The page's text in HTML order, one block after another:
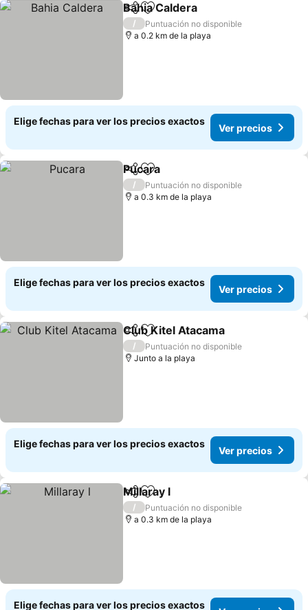
CompartirAgregar a favoritos
Bahia Caldera
/
Puntuación no disponible
a 0.2 km de la playa
Elige fechas para ver los precios exactos
Ver precios
CompartirAgregar a favoritos
Pucara
/
Puntuación no disponible
a 0.3 km de la playa
Elige fechas para ver los precios exactos
Ver precios
CompartirAgregar a favoritos
Club Kitel Atacama
/
Puntuación no disponible
Junto a la playa
Elige fechas para ver los precios exactos
Ver precios
CompartirAgregar a favoritos
Millaray l
/
Puntuación no disponible
a 0.3 km de la playa
Elige fechas para ver los precios exactos